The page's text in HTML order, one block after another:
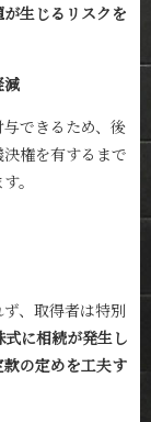
生じるリスクを
減
できるため、後
権を有するまで
。
、取得者は特別
式に相続が発生し
の定めを工夫す